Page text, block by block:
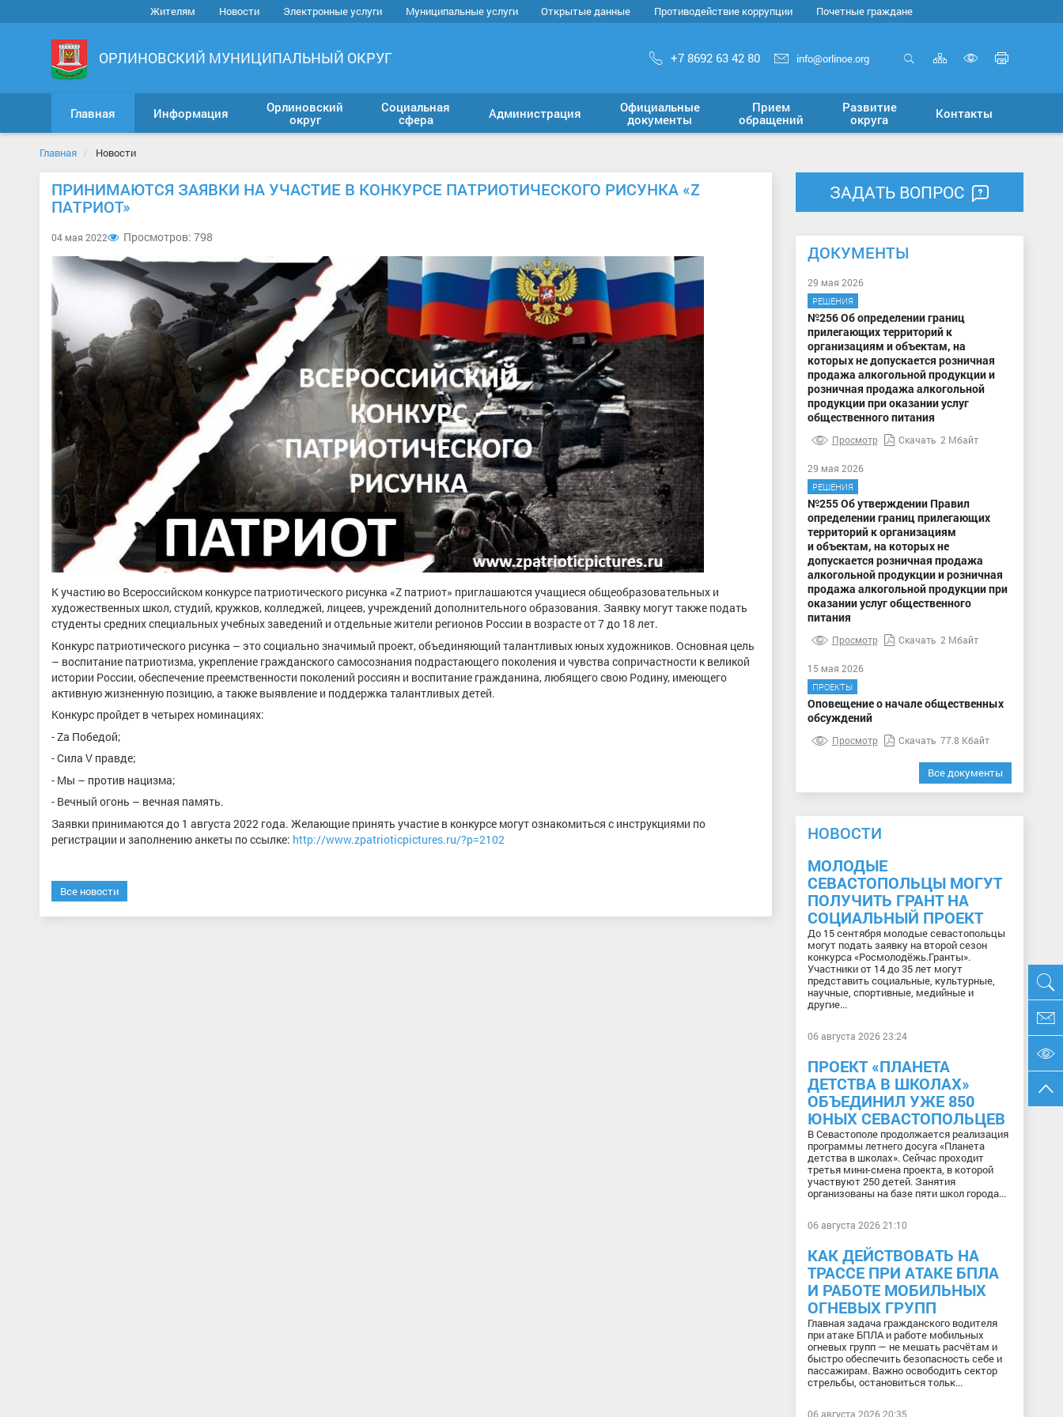
Жителям Новости Электронные услуги Муниципальные услуги Открытые данные Противодействие коррупции Почетные граждане
ОРЛИНОВСКИЙ МУНИЦИПАЛЬНЫЙ ОКРУГ +7 8692 63 42 80 info@orlinoe.org Карта
сайта
версию
для
Главная Информация
Орлиновский
округ
Социальная
сфера
Администрация
Официальные
документы
Прием
обращений
Развитие
округа
Контакты
Главная Новости
ПРИНИМАЮТСЯ ЗАЯВКИ НА УЧАСТИЕ В КОНКУРСЕ ПАТРИОТИЧЕСКОГО РИСУНКА «Z
ПАТРИОТ»
04 мая 2022 Просмотров: 798
К участию во Всероссийском конкурсе патриотического рисунка «Z патриот» приглашаются учащиеся общеобразовательных и
художественных школ, студий, кружков, колледжей, лицеев, учреждений дополнительного образования. Заявку могут также подать
студенты средних специальных учебных заведений и отдельные жители регионов России в возрасте от 7 до 18 лет.
Конкурс патриотического рисунка – это социально значимый проект, объединяющий талантливых юных художников. Основная цель
– воспитание патриотизма, укрепление гражданского самосознания подрастающего поколения и чувства сопричастности к великой
истории России, обеспечение преемственности поколений россиян и воспитание гражданина, любящего свою Родину, имеющего
активную жизненную позицию, а также выявление и поддержка талантливых детей.
Конкурс пройдет в четырех номинациях:
- Zа Победой;
- Сила V правде;
- Мы – против нацизма;
- Вечный огонь – вечная память.
Заявки принимаются до 1 августа 2022 года. Желающие принять участие в конкурсе могут ознакомиться с инструкциями по
регистрации и заполнению анкеты по ссылке: http://www.zpatrioticpictures.ru/?p=2102
Все новости
ЗАДАТЬ ВОПРОС
ДОКУМЕНТЫ
29 мая 2026
РЕШЕНИЯ
№256 Об определении границ
прилегающих территорий к
организациям и объектам, на
которых не допускается розничная
продажа алкогольной продукции и
розничная продажа алкогольной
продукции при оказании услуг
общественного питания
Просмотр Скачать 2 Мбайт
29 мая 2026
РЕШЕНИЯ
№255 Об утверждении Правил
определении границ прилегающих
территорий к организациям
и объектам, на которых не
допускается розничная продажа
алкогольной продукции и розничная
продажа алкогольной продукции при
оказании услуг общественного
питания
Просмотр Скачать 2 Мбайт
15 мая 2026
ПРОЕКТЫ
Оповещение о начале общественных
обсуждений
Просмотр Скачать 77.8 Кбайт
Все документы
НОВОСТИ
МОЛОДЫЕ
СЕВАСТОПОЛЬЦЫ МОГУТ
ПОЛУЧИТЬ ГРАНТ НА
СОЦИАЛЬНЫЙ ПРОЕКТ
До 15 сентября молодые севастопольцы
могут подать заявку на второй сезон
конкурса «Росмолодёжь.Гранты».
Участники от 14 до 35 лет могут
представить социальные, культурные,
научные, спортивные, медийные и
другие...
06 августа 2026 23:24
ПРОЕКТ «ПЛАНЕТА
ДЕТСТВА В ШКОЛАХ»
ОБЪЕДИНИЛ УЖЕ 850
ЮНЫХ СЕВАСТОПОЛЬЦЕВ
В Севастополе продолжается реализация
программы летнего досуга «Планета
детства в школах». Сейчас проходит
третья мини-смена проекта, в которой
участвуют 250 детей. Занятия
организованы на базе пяти школ города...
06 августа 2026 21:10
КАК ДЕЙСТВОВАТЬ НА
ТРАССЕ ПРИ АТАКЕ БПЛА
И РАБОТЕ МОБИЛЬНЫХ
ОГНЕВЫХ ГРУПП
Главная задача гражданского водителя
при атаке БПЛА и работе мобильных
огневых групп — не мешать расчётам и
быстро обеспечить безопасность себе и
пассажирам. Важно освободить сектор
стрельбы, остановиться тольк...
06 августа 2026 20:35